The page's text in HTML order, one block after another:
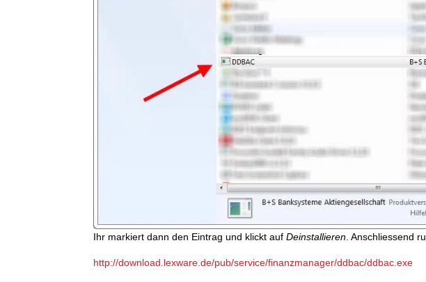
Ihr markiert dann den Eintrag und klickt aufDeinstallieren . Anschliessend
http://download.lexware.de/pub/service/finanzmanager/ddbac/ddbac.exe